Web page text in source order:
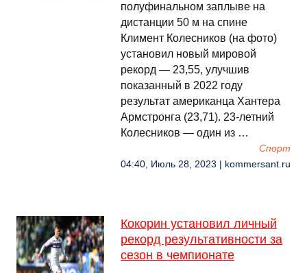
полуфинальном заплыве на
дистанции 50 м на спине
Климент Колесников (на фото)
установил новый мировой
рекорд — 23,55, улучшив
показанный в 2022 году
результат американца Хантера
Армстронга (23,71). 23-летний
Колесников — один из …
Спорт
04:40, Июль 28, 2023 | kommersant.ru
Кокорин установил личный
рекорд результативности за
сезон в чемпионате